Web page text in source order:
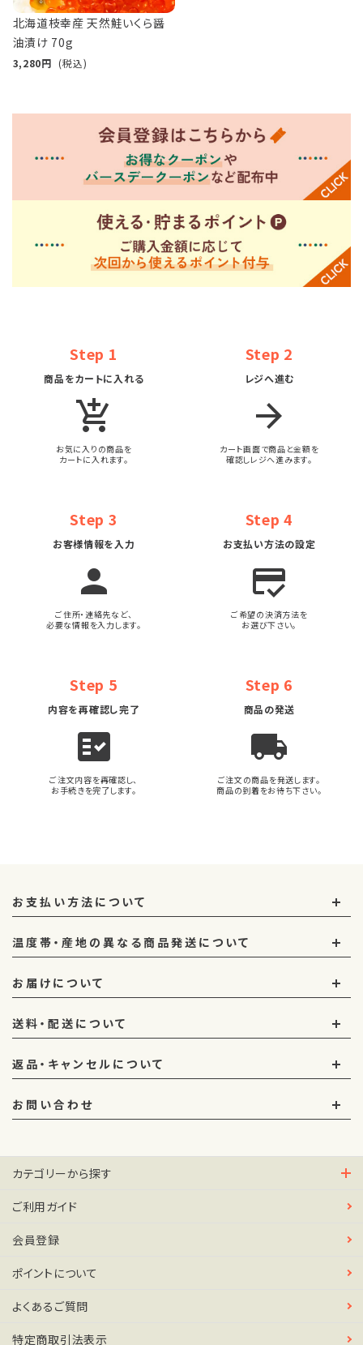
北海道枝幸産 天然鮭いくら醤
油漬け 70g
3,280 (税込)
Step 1
商品をカートに入れる
add_shopping_cart
お気に入りの商品を
カートに入れます。
Step 2
レジへ進む
arrow_forward
カート画面で商品と金額を
確認しレジへ進みます。
Step 3
お客様情報を入力
person
ご住所・連絡先など、
必要な情報を入力します。
Step 4
お支払い方法の設定
credit_score
ご希望の決済方法を
お選び下さい。
Step 5
内容を再確認し完了
fact_check
ご注文内容を再確認し、
お手続きを完了します。
Step 6
商品の発送
local_shipping
ご注文の商品を発送します。
商品の到着をお待ち下さい。
お支払い方法について
送料・配送について
返品・キャンセルについて
お問い合わせ
温度帯・産地の異なる商品発送について
お届けについて
カテゴリーから探す
ご利用ガイド
会員登録
ポイントについて
よくあるご質問
特定商取引法表示